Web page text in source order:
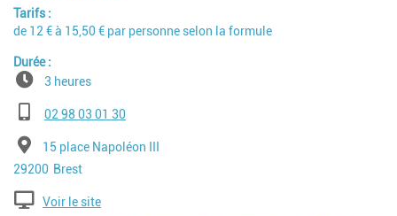
Tarifs
de 12 € à 15,50 € par personne selon la formule
Durée
3 heures
Téléphone02 98 03 01 30
Adresse15 place Napoléon III
Code postal
29200 Ville
Brest
Voir le site